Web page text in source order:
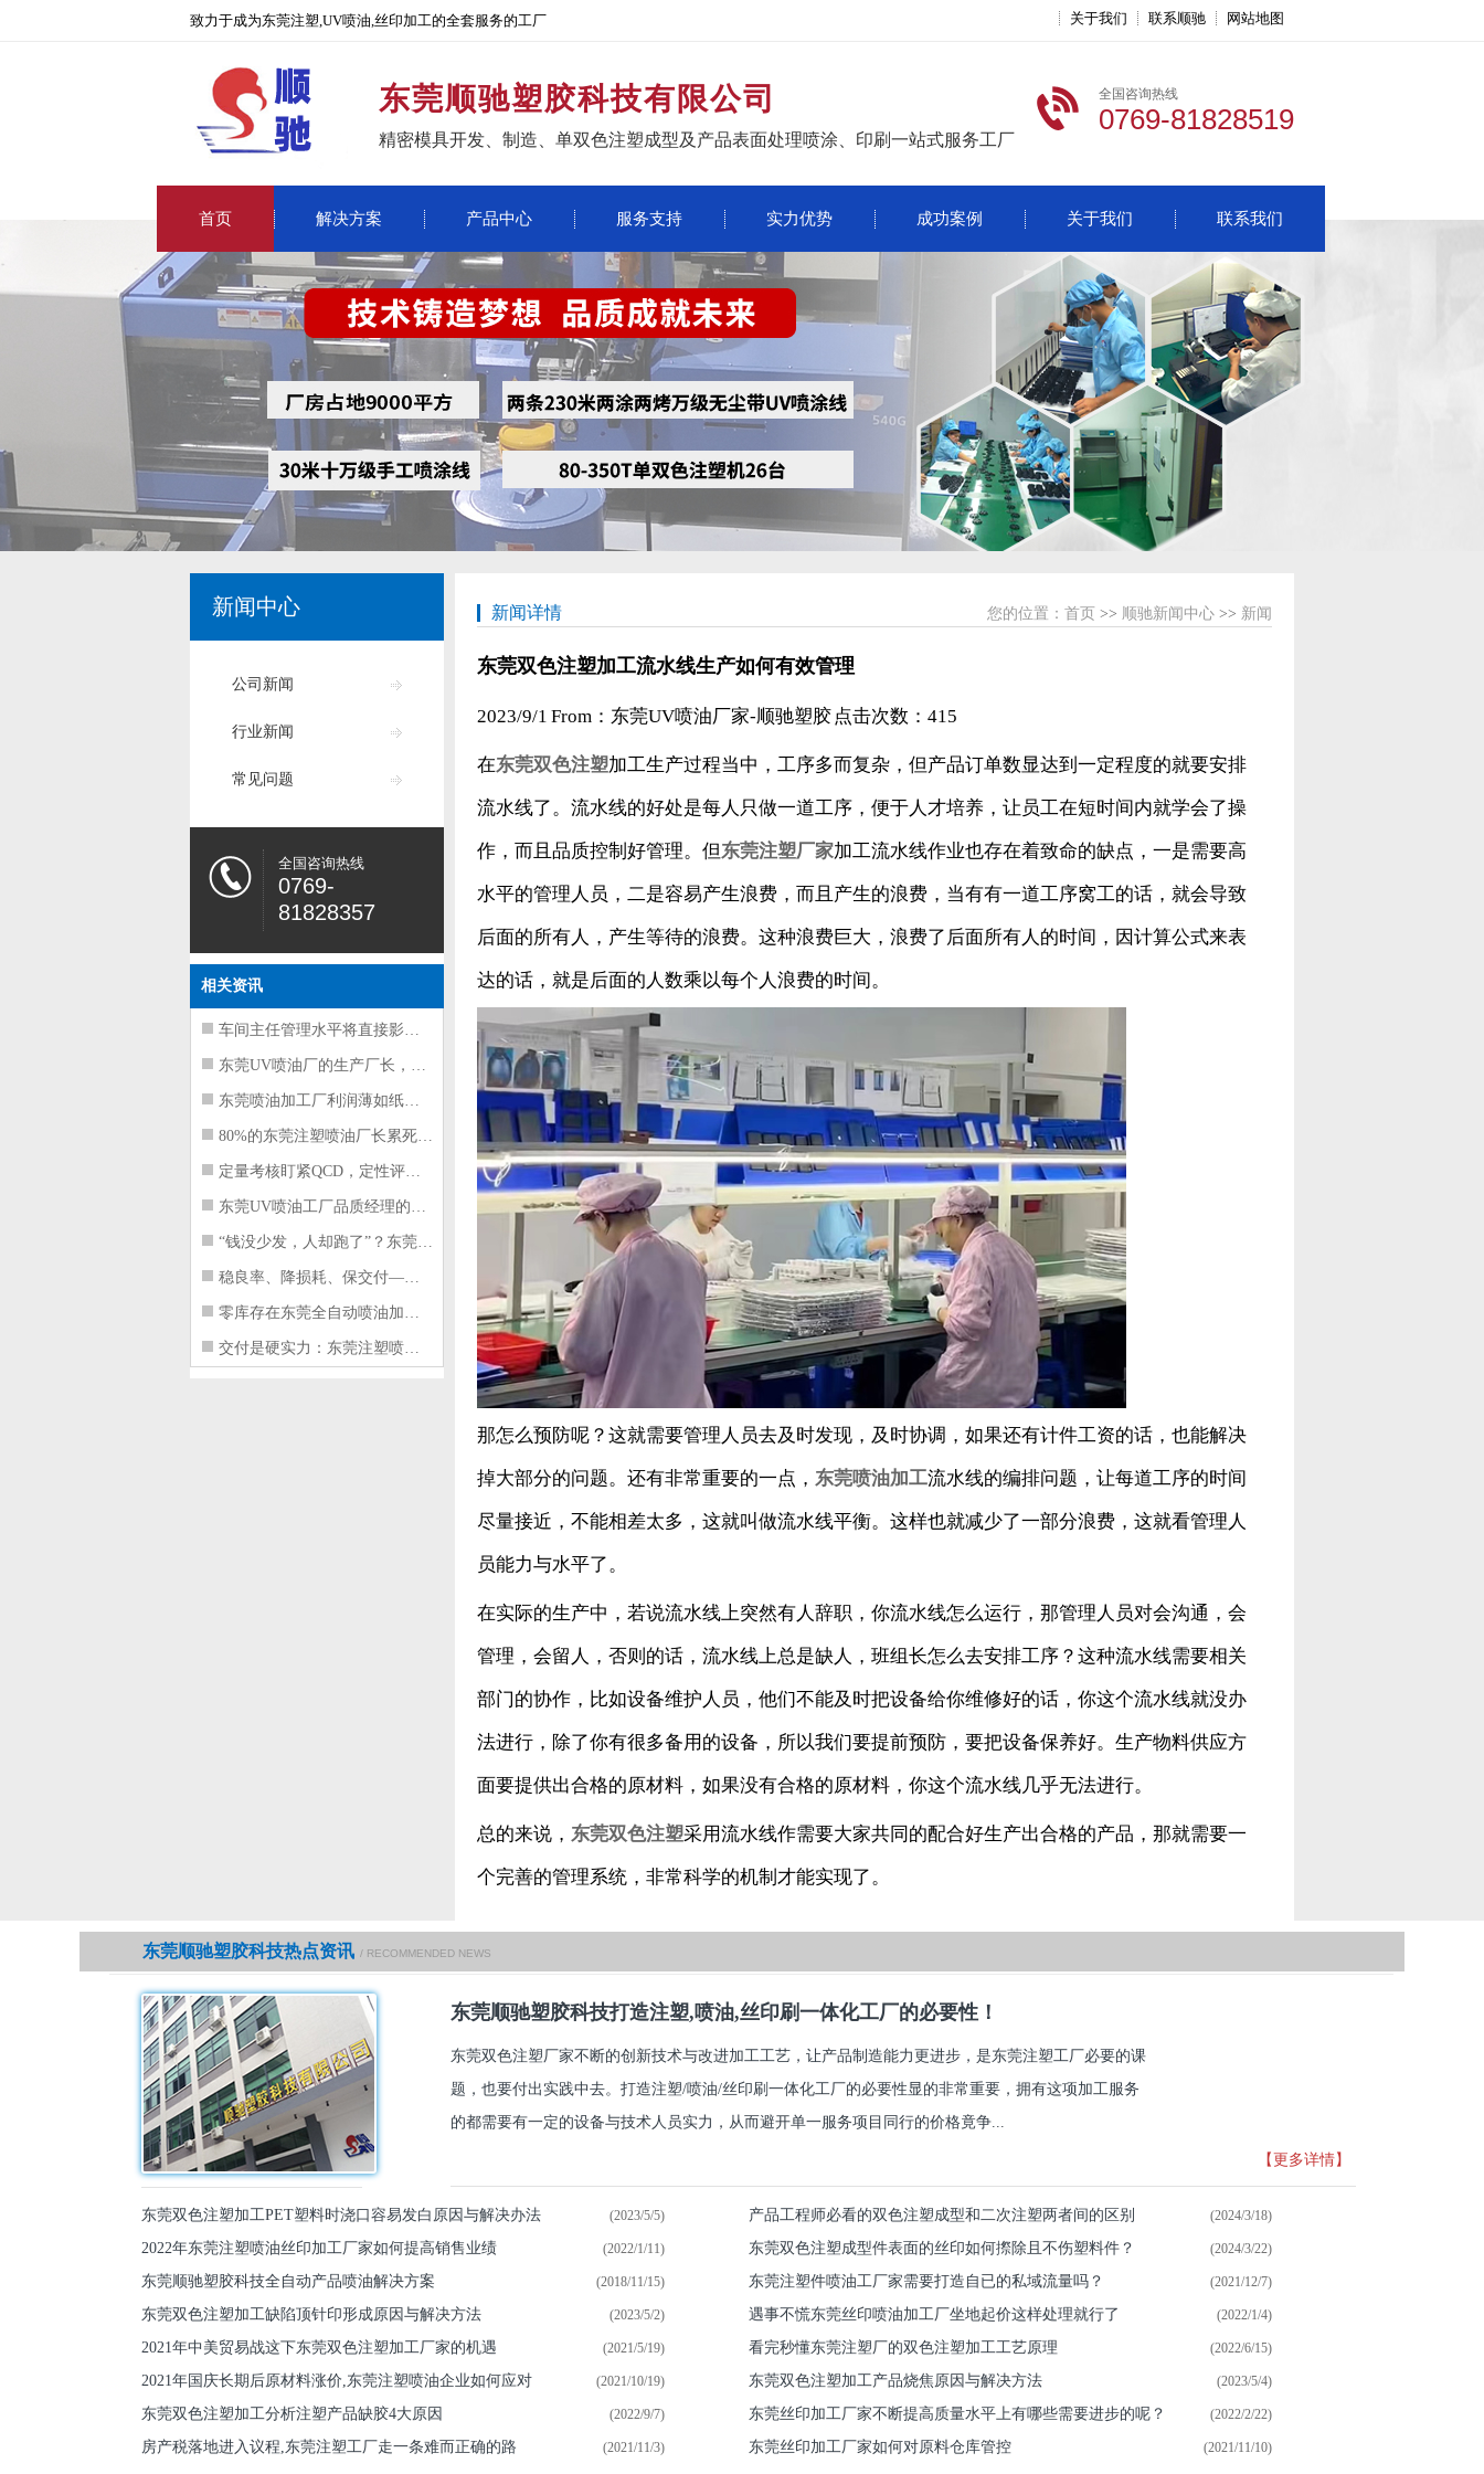
致力于成为东莞注塑,UV喷油,丝印加工的全套服务的工厂 关于我们 联系顺驰 网站地图
东莞顺驰塑胶科技有限公司
精密模具开发、制造、单双色注塑成型及产品表面处理喷涂、印刷一站式服务工厂
全国咨询热线
0769-81828519
首页 解决方案 产品中心 服务支持 实力优势 成功案例 关于我们 联系我们
新闻中心
公司新闻
行业新闻
常见问题
全国咨询热线
0769-
81828357
相关资讯
车间主任管理水平将直接影响东莞注塑件
东莞UV喷油厂的生产厂长，到底在给工
东莞喷油加工厂利润薄如纸？这四项基本
80%的东莞注塑喷油厂长累死累活，利
定量考核盯紧QCD，定性评价看好配合
东莞UV喷油工厂品质经理的四项核心管
“钱没少发，人却跑了”？东莞注塑喷油
稳良率、降损耗、保交付——东莞这家U
零库存在东莞全自动喷油加工厂不可行的
交付是硬实力：东莞注塑喷油厂如何用齐
新闻详情 您的位置： 首页 >> 顺驰新闻中心 >> 新闻
东莞双色注塑加工流水线生产如何有效管理
2023/9/1 From：东莞UV喷油厂家-顺驰塑胶 点击次数： 415
在东莞双色注塑加工生产过程当中，工序多而复杂，但产品订单数显达到一定程度的就要安排
流水线了。流水线的好处是每人只做一道工序，便于人才培养，让员工在短时间内就学会了操
作，而且品质控制好管理。但东莞注塑厂家加工流水线作业也存在着致命的缺点，一是需要高
水平的管理人员，二是容易产生浪费，而且产生的浪费，当有有一道工序窝工的话，就会导致
后面的所有人，产生等待的浪费。这种浪费巨大，浪费了后面所有人的时间，因计算公式来表
达的话，就是后面的人数乘以每个人浪费的时间。
那怎么预防呢？这就需要管理人员去及时发现，及时协调，如果还有计件工资的话，也能解决
掉大部分的问题。还有非常重要的一点， 东莞喷油加工流水线的编排问题，让每道工序的时间
尽量接近，不能相差太多，这就叫做流水线平衡。这样也就减少了一部分浪费，这就看管理人
员能力与水平了。
在实际的生产中，若说流水线上突然有人辞职，你流水线怎么运行，那管理人员对会沟通，会
管理，会留人，否则的话，流水线上总是缺人，班组长怎么去安排工序？这种流水线需要相关
部门的协作，比如设备维护人员，他们不能及时把设备给你维修好的话，你这个流水线就没办
法进行，除了你有很多备用的设备，所以我们要提前预防，要把设备保养好。生产物料供应方
面要提供出合格的原材料，如果没有合格的原材料，你这个流水线几乎无法进行。
总的来说， 东莞双色注塑采用流水线作需要大家共同的配合好生产出合格的产品，那就需要一
个完善的管理系统，非常科学的机制才能实现了。
东莞顺驰塑胶科技热点资讯 / RECOMMENDED NEWS
东莞顺驰塑胶科技打造注塑,喷油,丝印刷一体化工厂的必要性！
东莞双色注塑厂家不断的创新技术与改进加工工艺，让产品制造能力更进步，是东莞注塑工厂必要的课
题，也要付出实践中去。打造注塑/喷油/丝印刷一体化工厂的必要性显的非常重要，拥有这项加工服务
的都需要有一定的设备与技术人员实力，从而避开单一服务项目同行的价格竟争...
【更多详情】
(2023/5/5)
东莞双色注塑加工PET塑料时浇口容易发白原因与解决办法 (2024/3/18)
产品工程师必看的双色注塑成型和二次注塑两者间的区别
(2022/1/11)
2022年东莞注塑喷油丝印加工厂家如何提高销售业绩 (2024/3/22)
东莞双色注塑成型件表面的丝印如何摖除且不伤塑料件？
(2018/11/15)
东莞顺驰塑胶科技全自动产品喷油解决方案 (2021/12/7)
东莞注塑件喷油​工厂家需要打造自已的私域流量吗？
(2023/5/2)
东莞双色注塑加工缺陷顶针印形成原因与解决方法 (2022/1/4)
遇事不慌东莞丝印喷油加工厂坐地起价这样处理就行了
(2021/5/19)
2021年中美贸易战这下东莞双色注塑加工厂家的机遇 (2022/6/15)
看完秒懂东莞注塑厂的双色注塑加工工艺原理
(2021/10/19)
2021年国庆长期后原材料涨价,东莞注塑喷油企业如何应对 (2023/5/4)
东莞双色注塑加工产品烧焦原因与解决方法
(2022/9/7)
东莞双色注塑加工分析注塑产品缺胶4大原因 (2022/2/22)
东莞丝印加工厂家不断提高质量水平上有哪些需要进步的呢？
(2021/11/3)
房产税落地进入议程,东莞注塑工厂走一条难而正确的路 (2021/11/10)
东莞丝印加工厂家如何对原料仓库管控